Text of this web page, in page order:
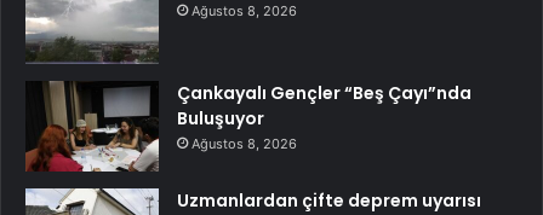
Ağustos 8, 2026
Çankayalı Gençler “Beş Çayı”nda
Buluşuyor
Ağustos 8, 2026
Uzmanlardan çifte deprem uyarısı